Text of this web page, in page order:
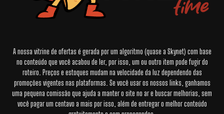
A nossa vitrine de ofertas é gerada por um algoritmo (quase a Skynet) com base
no conteúdo que você acabou de ler, por isso, um ou outro item pode fugir do
roteiro. Preços e estoques mudam na velocidade da luz dependendo das
promoções vigentes nas plataformas. Se você usar os nossos links, ganhamos
uma pequena comissão que ajuda a manter o site no ar e buscar melhorias, sem
você pagar um centavo a mais por isso, além de entregar o melhor conteúdo